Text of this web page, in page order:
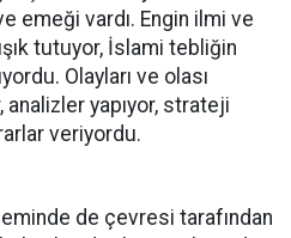
emeği vardı. Engin ilmi ve
tutuyor, İslami tebliğin
Olayları ve olası
analizler yapıyor, strateji
veriyordu.
de çevresi tarafından